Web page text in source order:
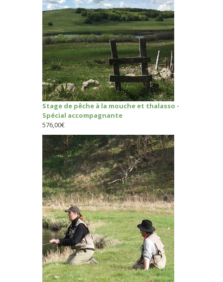
Stage de pêche à la mouche et thalasso -
Spécial accompagnante
576,00€